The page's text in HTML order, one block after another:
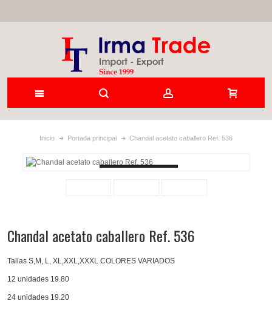
Inicio Portada principal Chandal acetato caballero Ref. 536
Chandal acetato caballero Ref. 536
Tallas S,M, L, XL,XXL,XXXL COLORES VARIADOS
12 unidades 19.80
24 unidades 19.20